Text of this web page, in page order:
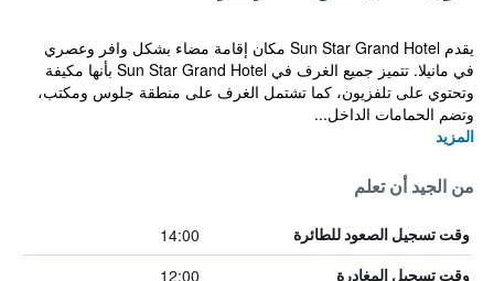
يقدم Sun Star Grand Hotel مكان إقامة مضاء بشكل وافر وعصري
في مانيلا. تتميز جميع الغرف في Sun Star Grand Hotel بأنها مكيفة
وتحتوي على تلفزيون، كما تشتمل الغرف على منطقة جلوس ومكتب،
وتضم الحمامات الداخل...
المزيد
من الجيد أن تعلم
وقت تسجيل الصعود للطائرة 14:00
وقت تسجيل المغادرة 12:00